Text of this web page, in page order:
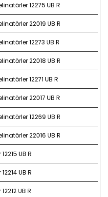
12275 UB R
22019 UB R
12273 UB R
22018 UB R
12271 UB R
22017 UB R
12269 UB R
22016 UB R
UB R
UB R
UB R